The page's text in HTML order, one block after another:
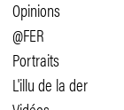
Opinions
@FER
Portraits
L'illu de la der